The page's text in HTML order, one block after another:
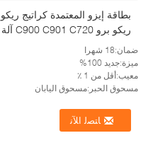
000 صفحة 18 شهراً مباشرة
ضمان:18 شهرا
ميزة:جديد 100%
معيب:أقل من 1 ٪
مسحوق الحبر:مسحوق اليابان